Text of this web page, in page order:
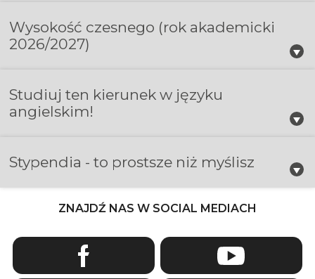
Wysokość czesnego (rok akademicki
2026/2027)
Studiuj ten kierunek w języku
angielskim!
Stypendia - to prostsze niż myślisz
ZNAJDŹ NAS W SOCIAL MEDIACH